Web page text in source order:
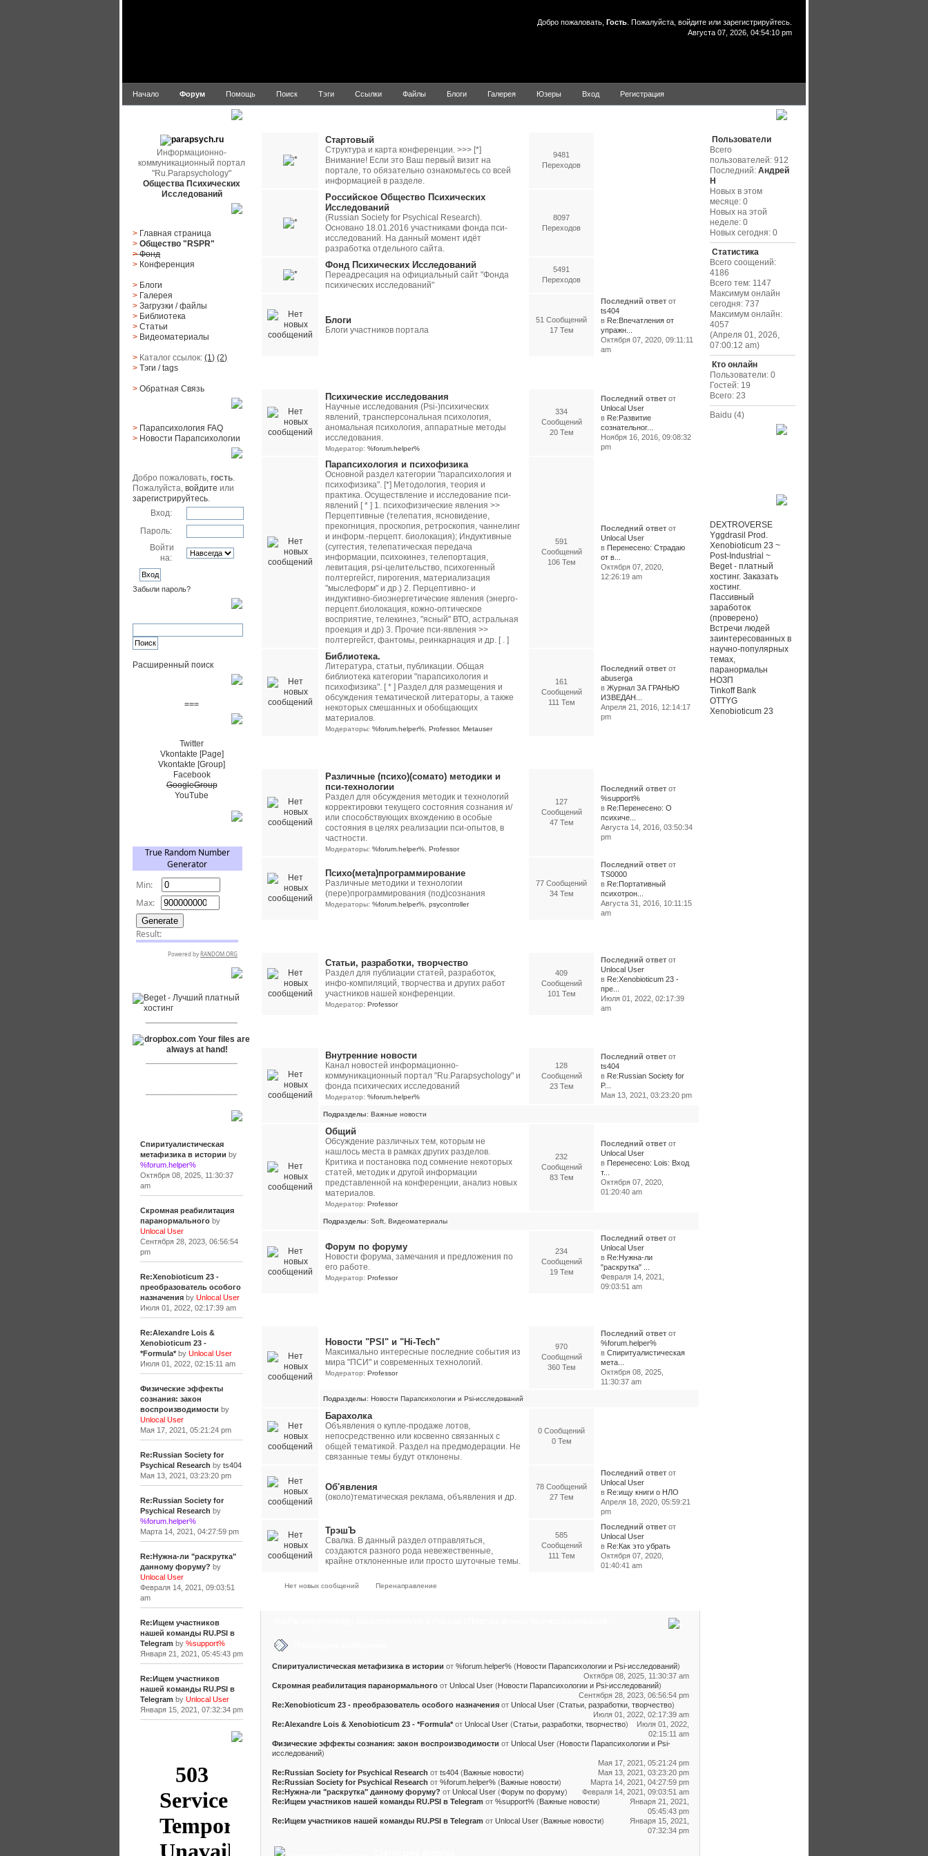
Добро пожаловать, Гость . Пожалуйста, войдите или зарегистрируйтесь
Августа 07, 2026, 04:54:10 pm
Начало Форум Помощь Поиск Тэги Ссылки Файлы Блоги Галерея Юзеры Вход Регистрация
Информационно-
коммуникационный портал
"Ru.Parapsychology"
Общества Психических
Исследований
> Главная страница
> Общество "RSPR"
> Фонд
> Конференция
> Блоги
> Галерея
> Загрузки/файлы
> Библиотека
> Статьи
> Видеоматериалы
> Каталог ссылок:(1) (2)
> Тэги/ tags
> Обратная Cвязь
> Парапсихология FAQ
> Новости Парапсихологии
Добро пожаловать,гость.
Пожалуйста,войдите или
зарегистрируйтесь.
Вход:
Пароль:
Войти
на:
Забыли пароль?
Расширенный поиск
===
Twitter
Vkontakte [Page]
Vkontakte [Group]
Facebook
GoogleGroup
YouTube
Спиритуалистическая
метафизика в истории by
%forum.helper%
Октября 08, 2025, 11:30:37
am
Скромная реабилитация
паранормальногоby
Unlocal User
Сентября 28, 2023, 06:56:54
pm
Re:Xenobioticum 23 -
преобразователь особого
назначенияby Unlocal User
Июля 01, 2022, 02:17:39 am
Re:Alexandre Lois &
Xenobioticum 23 -
*Formula*by Unlocal User
Июля 01, 2022, 02:15:11 am
Физические эффекты
сознания: закон
воспроизводимости by
Unlocal User
Мая 17, 2021, 05:21:24 pm
Re:Russian Society for
Psychical Research by ts404
Мая 13, 2021, 03:23:20 pm
Re:Russian Society for
Psychical Research by
%forum.helper%
Марта 14, 2021, 04:27:59 pm
Re:Нужна-ли "раскрутка"
данному форуму? by
Unlocal User
Февраля 14, 2021, 09:03:51
am
Re:Ищем участников
нашей команды RU.PSI в
Telegram by %support%
Января 21, 2021, 05:45:43 pm
Re:Ищем участников
нашей команды RU.PSI в
Telegram by Unlocal User
Января 15, 2021, 07:32:34 pm
Стартовый
Структура и карта конференции. >>> [*]
Внимание! Если это Ваш первый визит на
портале, то обязательно ознакомьтесь со всей
информацией в разделе.
9481
Переходов
Российское Общество Психических
Исследований
(Russian Society for Psychical Research).
Основано 18.01.2016 участниками фонда пси-
исследований. На данный момент идёт
разработка отдельного сайта.
8097
Переходов
Фонд Психических Исследований
Переадресация на официальный сайт "Фонда
психических исследований"
5491
Переходов
Блоги
Блоги участников портала
51 Сообщений
17 Тем
Последний ответот
ts404
в Re:Впечатления от
упражн...
Октября 07, 2020, 09:11:11
am
Психические исследования
Научные исследования (Psi-)психических
явлений, трансперсональная психология,
аномальная психология, аппаратные методы
исследования.
Модератор:%forum.helper%
334
Сообщений
20 Тем
Последний ответот
Unlocal User
в Re:Развитие
сознательног...
Ноября 16, 2016, 09:08:32
pm
Парапсихология и психофизика
Основной раздел категории "парапсихология и
психофизика". [*] Методология, теория и
практика. Осуществление и исследование пси-
явлений [ * ] 1. психофизические явления >>
Перцептивные (телепатия, ясновидение,
прекогниция, проскопия, ретроскопия, чаннелинг
и информ.-перцепт. биолокация); Индуктивные
(суггестия, телепатическая передача
информации, психокинез, телепортация,
левитация, psi-целительство, психогенный
полтергейст, пирогения, материализация
"мыслеформ" и др.) 2. Перцептивно- и
индуктивно-биоэнергетические явления (энерго-
перцепт.биолокация, кожно-оптическое
восприятие, телекинез, "ясный" ВТО, астральная
проекция и др) 3. Прочие пси-явления >>
полтергейст, фантомы, реинкарнация и др. [ . ]
591
Сообщений
106 Тем
Последний ответот
Unlocal User
в Перенесено: Страдаю
от в...
Октября 07, 2020,
12:26:19 am
Библиотека.
Литература, статьи, публикации. Общая
библиотека категории "парапсихология и
психофизика". [ * ] Раздел для размещения и
обсуждения тематической литераторы, а также
некоторых смешанных и обобщающих
материалов.
Модераторы:%forum.helper% ,Professor,Metauser
161
Сообщений
111 Тем
Последний ответот
abuserga
в Журнал ЗА ГРАНЬЮ
ИЗВЕДАН...
Апреля 21, 2016, 12:14:17
pm
Различные (психо)(сомато) методики и
пси-технологии
Раздел для обсуждения методик и технологий
корректировки текущего состояния сознания и/
или способствующих вхождению в особые
состояния в целях реализации пси-опытов, в
частности.
Модераторы:%forum.helper% ,Professor
127
Сообщений
47 Тем
Последний ответот
%support%
в Re:Перенесено: О
психиче...
Августа 14, 2016, 03:50:34
pm
Психо(мета)программирование
Различные методики и технологии
(пере)программирования (под)сознания
Модераторы:%forum.helper% ,psycontroller
77 Сообщений
34 Тем
Последний ответот
TS0000
в Re:Портативный
психотрон...
Августа 31, 2016, 10:11:15
am
Статьи, разработки, творчество
Раздел для публиации статей, разработок,
инфо-компиляций, творчества и других работ
участников нашей конференции.
Модератор:Professor
409
Сообщений
101 Тем
Последний ответот
Unlocal User
в Re:Xenobioticum 23 -
пре...
Июля 01, 2022, 02:17:39
am
Внутренние новости
Канал новостей информационно-
коммуникационный портал "Ru.Parapsychology" и
фонда психических исследований
Модератор:%forum.helper%
128
Сообщений
23 Тем
Последний ответот
ts404
в Re:Russian Society for
P...
Мая 13, 2021, 03:23:20 pm
Подразделы: Важные новости
Общий
Обсуждение различных тем, которым не
нашлось места в рамках других разделов.
Критика и постановка под сомнение некоторых
статей, методик и другой информации
представленной на конференции, анализ новых
материалов.
Модератор:Professor
232
Сообщений
83 Тем
Последний ответот
Unlocal User
в Перенесено: Lois: Вход
т...
Октября 07, 2020,
01:20:40 am
Подразделы: Soft Видеоматериалы
Форум по форуму
Новости форума, замечания и предложения по
его работе.
Модератор:Professor
234
Сообщений
19 Тем
Последний ответот
Unlocal User
в Re:Нужна-ли
"раскрутка" ...
Февраля 14, 2021,
09:03:51 am
Новости "PSI" и "Hi-Tech"
Максимально интересные последние события из
мира "ПСИ" и современных технологий.
Модератор:Professor
970
Сообщений
360 Тем
Последний ответот
%forum.helper%
в Спиритуалистическая
мета...
Октября 08, 2025,
11:30:37 am
Подразделы: Новости Парапсихологии и Psi-исследований
Барахолка
Объявления о купле-продаже лотов,
непосредственно или косвенно связанных с
общей тематикой. Раздел на предмодерации. Не
связанные темы будут отклонены.
0 Сообщений
0 Тем
Об'явления
(около)тематическая реклама, объявления и др.
78 Сообщений
27 Тем
Последний ответот
Unlocal User
в Re:ищу книги о НЛО
Апреля 18, 2020, 05:59:21
pm
ТрэшЪ
Свалка. В данный раздел отправляться,
создаются разного рода невежественные,
крайне отклоненные или просто шуточные темы.
585
Сообщений
111 Тем
Последний ответот
Unlocal User
в Re:Как это убрать
Октября 07, 2020,
01:40:41 am
Нет новых сообщений Перенаправление
Информационный центр
Спиритуалистическая метафизика в истории от %forum.helper%(Новости Парапсихологии и Psi-исследований)
Октября 08, 2025, 11:30:37 am
Скромная реабилитация паранормальногоот Unlocal User(Новости Парапсихологии и Psi-исследований)
Сентября 28, 2023, 06:56:54 pm
Re:Xenobioticum 23 - преобразователь особого назначенияот Unlocal User(Статьи, разработки, творчество)
Июля 01, 2022, 02:17:39 am
Re:Alexandre Lois & Xenobioticum 23 - *Formula*от Unlocal User(Статьи, разработки, творчество)
Июля 01, 2022,
02:15:11 am
Физические эффекты сознания: закон воспроизводимости от Unlocal User(Новости Парапсихологии и Psi-
исследований)
Мая 17, 2021, 05:21:24 pm
Re:Russian Society for Psychical Research от ts404(Важные новости)
Мая 13, 2021, 03:23:20 pm
Re:Russian Society for Psychical Research от %forum.helper%(Важные новости)
Марта 14, 2021, 04:27:59 pm
Re:Нужна-ли "раскрутка" данному форуму? от Unlocal User(Форум по форуму)
Февраля 14, 2021, 09:03:51 am
Re:Ищем участников нашей команды RU.PSI в Telegram от %support%(Важные новости)
Января 21, 2021,
05:45:43 pm
Re:Ищем участников нашей команды RU.PSI в Telegram от Unlocal User(Важные новости)
Января 15, 2021,
07:32:34 pm
Пользователи
Всего
пользователей: 912
Последний:Андрей
Н
Новых в этом
месяце: 0
Новых на этой
неделе: 0
Новых сегодня: 0
Статистика
Всего соощений:
4186
Всего тем: 1147
Максимум онлайн
сегодня: 737
Максимум онлайн:
4057
(Апреля 01, 2026,
07:00:12 am)
Кто онлайн
Пользователи: 0
Гостей: 19
Всего: 23
Baidu (4)
DEXTROVERSE
Yggdrasil Prod.
Xenobioticum 23 ~
Post-Industrial ~
Beget - платный
хостинг. Заказать
хостинг.
Пассивный
заработок
(проверено)
Встречи людей
заинтересованных в
научно-популярных
темах,
паранормальн
НОЗП
Tinkoff Bank
OTTYG
Xenobioticum 23